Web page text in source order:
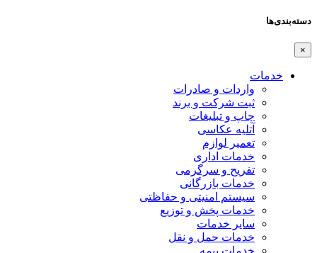
دسته‌بندی‌ها
×
خدمات
واردات و صادرات
ثبت شرکت و برند
چاپ و تبلیغات
آتلیه عکاسی
تعمیر لوازم
خدمات اداری
تفریح و سرگرمی
خدمات بازرگانی
سیستم امنیتی و حفاظتی
خدمات پخش و توزیع
سایر خدمات
خدمات حمل و نقل